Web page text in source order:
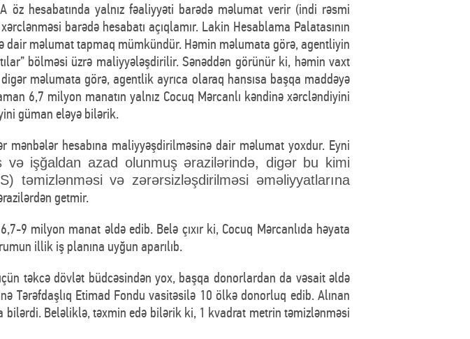
hesabatında yalnız fəaliyyəti barədə məlumat verir (indi rəsmi
barədə hesabatı açıqlamır. Lakin Hesablama Palatasının
dair məlumat tapmaq mümkündür. Həmin məlumata görə, agentliyin
bölməsi üzrə maliyyələşdirilir. Sənəddən görünür ki, həmin vaxt
məlumata görə, agentlik ayrıca olaraq hansısa başqa maddəyə
6,7 milyon manatın yalnız Cocuq Mərcanlı kəndinə xərcləndiyini
güman eləyə bilərik.
mənbələr hesabına maliyyəşdirilməsinə dair məlumat yoxdur. Eyni
və işğaldan azad olunmuş ərazilərində, digər bu kimi
təmizlənməsi və zərərsizləşdirilməsi əməliyyatlarına
getmir.
9 milyon manat əldə edib. Belə çıxır ki, Cocuq Mərcanlıda həyata
illik iş planına uyğun aparılıb.
təkcə dövlət büdcəsindən yox, başqa donorlardan da vəsait əldə
Tərəfdaşlıq Etimad Fondu vasitəsilə 10 ölkə donorluq edib. Alınan
Beləliklə, təxmin edə bilərik ki, 1 kvadrat metrin təmizlənməsi